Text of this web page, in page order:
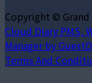
Copyright ©
Cloud Diary PMS,
Manager by
Terms And